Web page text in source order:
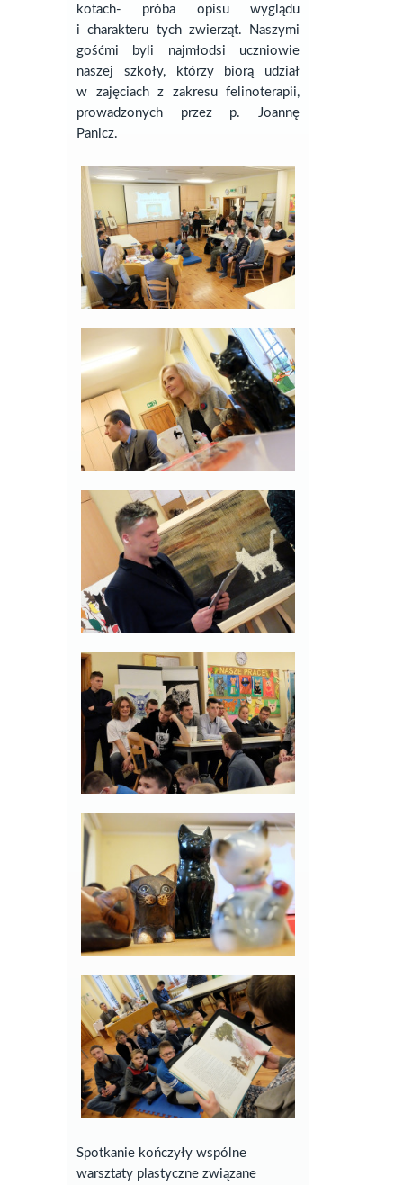
kotach- próba opisu wyglądu
i charakteru tych zwierząt. Naszymi
gośćmi byli najmłodsi uczniowie
naszej szkoły, którzy biorą udział
w zajęciach z zakresu felinoterapii,
prowadzonych przez p. Joannę
Panicz.
Spotkanie kończyły wspólne
warsztaty plastyczne związane